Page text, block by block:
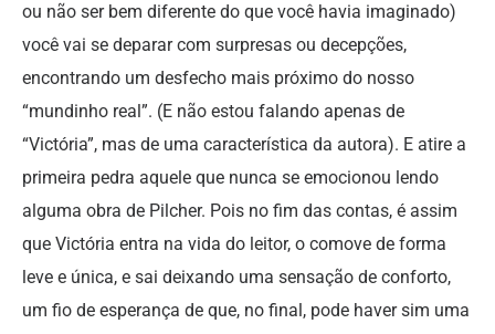
ou não ser bem diferente do que você havia imaginado)
você vai se deparar com surpresas ou decepções,
encontrando um desfecho mais próximo do nosso
“mundinho real”. (E não estou falando apenas de
“Victória”, mas de uma característica da autora). E atire a
primeira pedra aquele que nunca se emocionou lendo
alguma obra de Pilcher. Pois no fim das contas, é assim
que Victória entra na vida do leitor, o comove de forma
leve e única, e sai deixando uma sensação de conforto,
um fio de esperança de que, no final, pode haver sim uma